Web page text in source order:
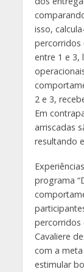
isso,
percorridos
entre 1 e 3,
2 e 3,
Em
arriscadas
resultando
programa
percorridos
Cavaliere
com a
estimular